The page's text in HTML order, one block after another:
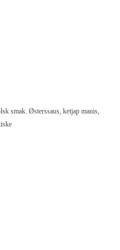
smak. Østerssaus, ketjap manis,